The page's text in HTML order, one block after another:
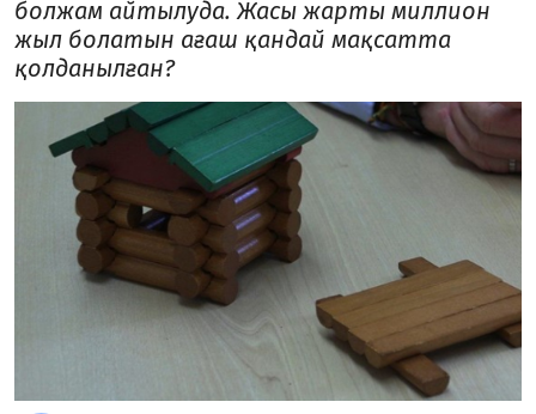
болжам айтылуда. Жасы жарты миллион
жыл болатын ағаш қандай мақсатта
қолданылған?